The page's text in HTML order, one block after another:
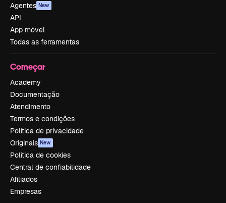
Agentes New
API
App móvel
Todas as ferramentas
Começar
Academy
Documentação
Atendimento
Termos e condições
Política de privacidade
Originais New
Política de cookies
Central de confiabilidade
Afiliados
Empresas